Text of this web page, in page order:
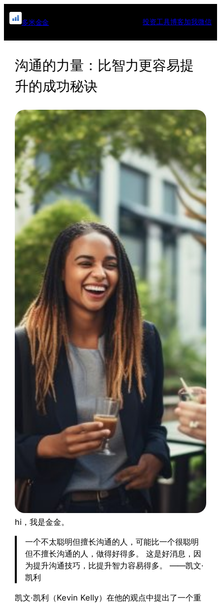
跳
至
多米金金 投资工具博客加我微信
沟通的力量：比智力更容易提
升的成功秘诀
hi，我是金金。
一个不太聪明但擅长沟通的人，可能比一个很聪明
但不擅长沟通的人，做得好得多。 这是好消息，因
为提升沟通技巧，比提升智力容易得多。 ——凯文·
凯利
凯文·凯利（Kevin Kelly）在他的观点中提出了一个重